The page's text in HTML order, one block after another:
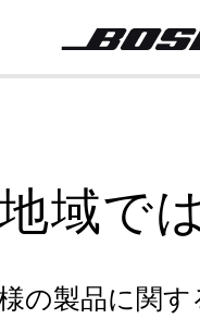
域で
の製品に関